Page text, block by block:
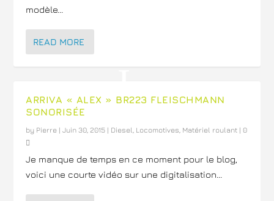
modèle...
READ MORE
ARRIVA « ALEX » BR223 FLEISCHMANN
SONORISÉE
by Pierre |Juin 30, 2015 | Diesel, Locomotives, Matériel roulant |0
Je manque de temps en ce moment pour le blog,
voici une courte vidéo sur une digitalisation...